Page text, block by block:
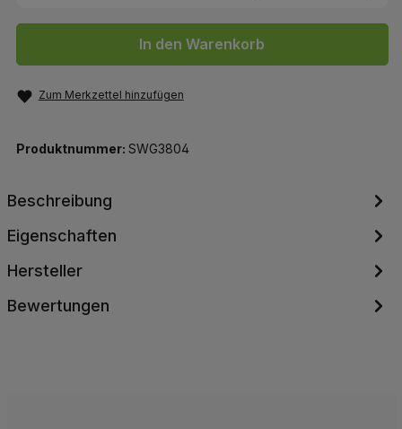
In den Warenkorb
Zum Merkzettel hinzufügen
Produktnummer: SWG3804
Beschreibung
Eigenschaften
Hersteller
Bewertungen